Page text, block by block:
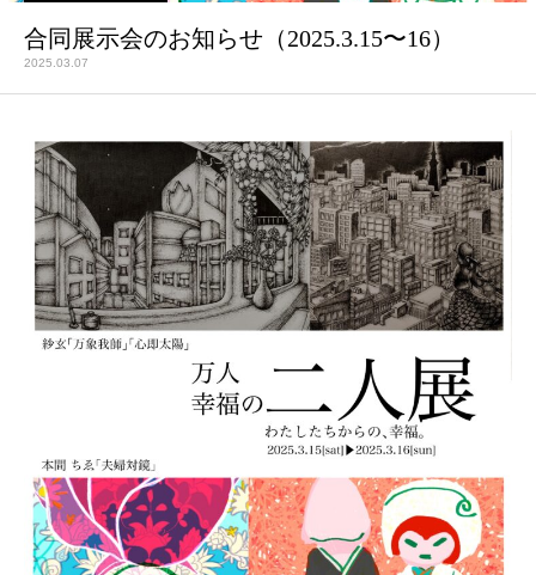
合同展示会のお知らせ（2025.3.15〜16）
2025.03.07